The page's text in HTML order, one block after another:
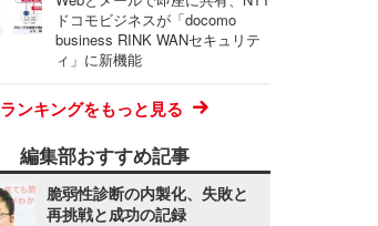
ドコモビジネスが「docomo
business RINK WANセキュリテ
ィ」に新機能
ランキングをもっと見る
編集部おすすめ記事
脆弱性診断の内製化、失敗と
再挑戦と成功の記録